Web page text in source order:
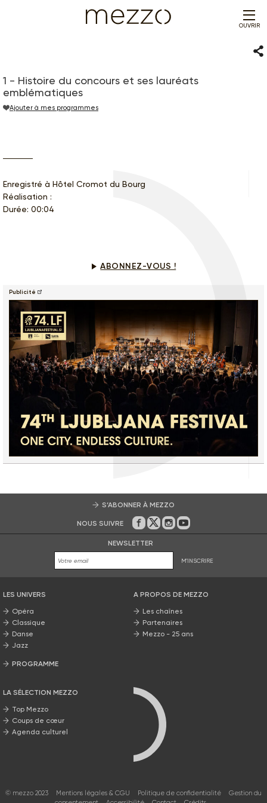
OUVRIR
1 - Histoire du concours et ses lauréats
emblématiques
Ajouter à mes programmes
Enregistré à Hôtel Cromot du Bourg
Réalisation :
Durée: 00:04
ABONNEZ-VOUS !
Publicité
S’ABONNER À MEZZO
NOUS SUIVRE Sur Facebook
Sur Twitter
Sur Instagram
Sur Youtube
NEWSLETTER
M'INSCRIRE
LES UNIVERS
Opéra
Classique
Danse
Jazz
PROGRAMME
LA SÉLECTION MEZZO
Top Mezzo
Coups de cœur
Agenda culturel
A PROPOS DE MEZZO
Les chaînes
Partenaires
Mezzo - 25 ans
© mezzo 2023 Mentions légales & CGU Politique de confidentialité
Gestion du